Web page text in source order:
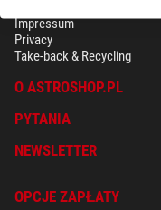
Impressum
Privacy
Take-back & Recycling
O ASTROSHOP.PL
PYTANIA
NEWSLETTER
OPCJE ZAPŁATY